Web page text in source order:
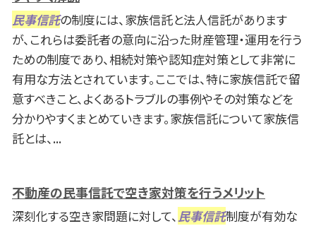
民事信託の制度には、家族信託と法人信託があります
が、これらは委託者の意向に沿った財産管理・運用を行う
ための制度であり、相続対策や認知症対策として非常に
有用な方法とされています。ここでは、特に家族信託で留
意すべきこと、よくあるトラブルの事例やその対策などを
分かりやすくまとめていきます。家族信託について家族信
託とは、...
不動産の民事信託で空き家対策を行うメリット
深刻化する空き家問題に対して、民事信託制度が有効な